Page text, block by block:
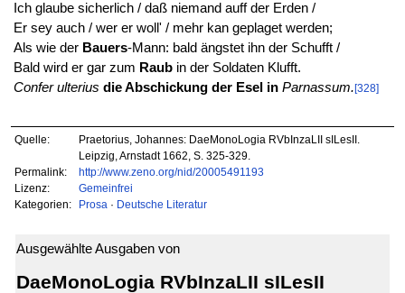
Ich glaube sicherlich / daß niemand auff der Erden /
Er sey auch / wer er woll' / mehr kan geplaget werden;
Als wie der Bauers-Mann: bald ängstet ihn der Schufft /
Bald wird er gar zum Raubin der Soldaten Klufft.
Confer ulterius die Abschickung der Esel inParnassum. [328]
Quelle:
Praetorius, Johannes: DaeMonoLogia RVbInzaLII sILesII.
Leipzig, Arnstadt 1662, S. 325-329.
Permalink:
http://www.zeno.org/nid/20005491193
Lizenz:
Gemeinfrei
Kategorien:
Prosa · Deutsche Literatur
Ausgewählte Ausgaben von
DaeMonoLogia RVbInzaLII sILesII